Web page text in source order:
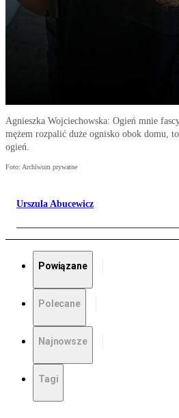
Agnieszka Wojciechowska: Ogień mnie
mężem rozpalić duże ognisko obok domu,
ogień.
Foto: Archiwum prywatne
Urszula Abucewicz
Powiązane
Polecane
Najnowsze
Tagi